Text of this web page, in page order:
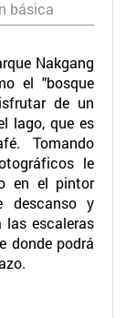
básica
Nakgang
el "bosque
de un
lago, que es
Tomando
le
en el pintor
descanso y
las escaleras
donde podrá